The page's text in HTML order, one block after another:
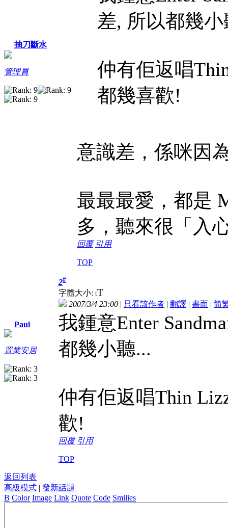
抽刀斷水
管理員
差, 所以都幾
仲有佢返唱
都幾喜歡!
意識差，係咪因
最最最愛，都是
多，聽來很「入
回覆 引用
TOP
Paul
置業安居
2#
字體大小: tT
2007/3/4 23:00 | 只看該作者 | 翻譯 | 書面 | 简
我鍾意Enter
都幾小聽...
仲有佢返唱Thin
歡!
回覆 引用
TOP
返回列表
高級模式 | 發新話題
B Color Image Link Quote Code Smilies